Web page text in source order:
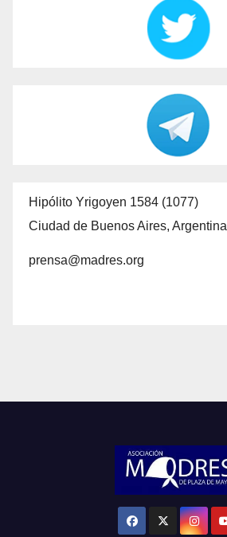
Hipólito Yrigoyen 1584 (1077)
Ciudad de Buenos Aires, Argentina
prensa@madres.org